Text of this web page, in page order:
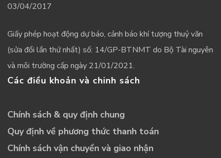
03/04/2017
Giấy phép hoạt động dự báo, cảnh báo khí tượng thuỷ văn
(sửa đổi lần thứ nhất) số: 14/GP-BTNMT do Bộ Tài nguyên
và môi trường cấp ngày 21/01/2021.
Các điều khoản và chinh sách
Chính sách & quy định chung
Quy định về phương thức thanh toán
Chính sách vận chuyển và giao nhận